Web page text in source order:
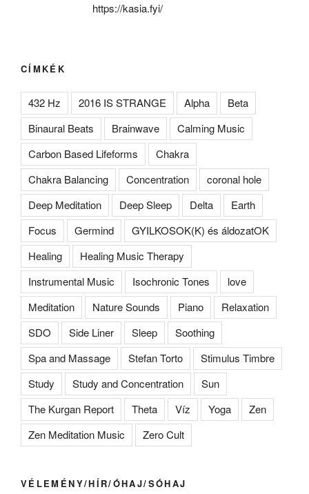
https://kasia.fyi/
CÍMKÉK
432 Hz 2016 IS STRANGE Alpha
Beta
Binaural Beats
Brainwave
Calming Music
Carbon Based Lifeforms
Chakra
Chakra Balancing
Concentration
coronal hole
Deep Meditation
Deep Sleep Delta
Earth
Focus
Germind
GYILKOSOK(K) és áldozatOK
Healing
Healing Music Therapy
Instrumental Music
Isochronic Tones
love
Meditation
Nature Sounds Piano
Relaxation
SDO
Side Liner Sleep
Soothing
Spa and Massage
Stefan Torto
Stimulus Timbre
Study
Study and Concentration
Sun
The Kurgan Report
Theta Víz Yoga
Zen
Zen Meditation Music
Zero Cult
VÉLEMÉNY/HÍR/ÓHAJ/SÓHAJ